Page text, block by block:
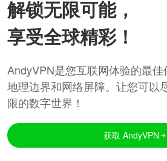
解锁无限可能，
享受全球精彩！
AndyVPN是您互联网体验的最
地理边界和网络屏障。让您可以
限的数字世界！
获取 AndyVPN